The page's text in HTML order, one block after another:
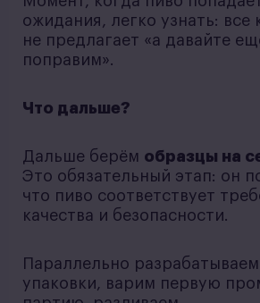
ожидания, легко узнать: все
не предлагает «а давайте
поправим».
Что дальше?
Дальше берём образцы на
Это обязательный этап: он
что пиво соответствует
качества и безопасности.
Параллельно
упаковки, варим первую